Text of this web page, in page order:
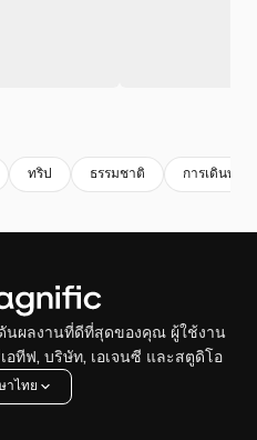
ทริป ธรรมชาติ การเดินทาง
นผลงานที่ดีที่สุดของคุณ ผู้ใช้งาน
อทีฟ, บริษัท, เอเจนซี และสตูดิโอ
าไทย